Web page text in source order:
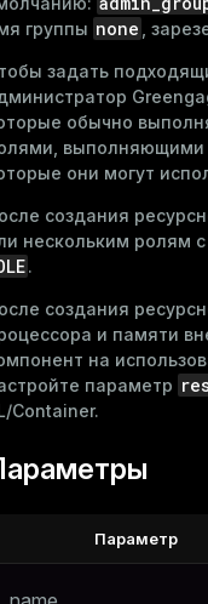
группы none ,
задать
обычно
выполняющими
они могут
создания
нескольким ролям
.
создания
и памяти
на
параметр
Container.
Параметр